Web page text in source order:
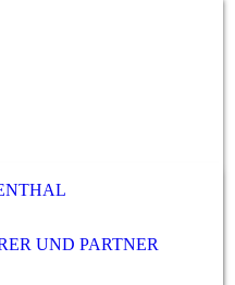
UND PARTNER